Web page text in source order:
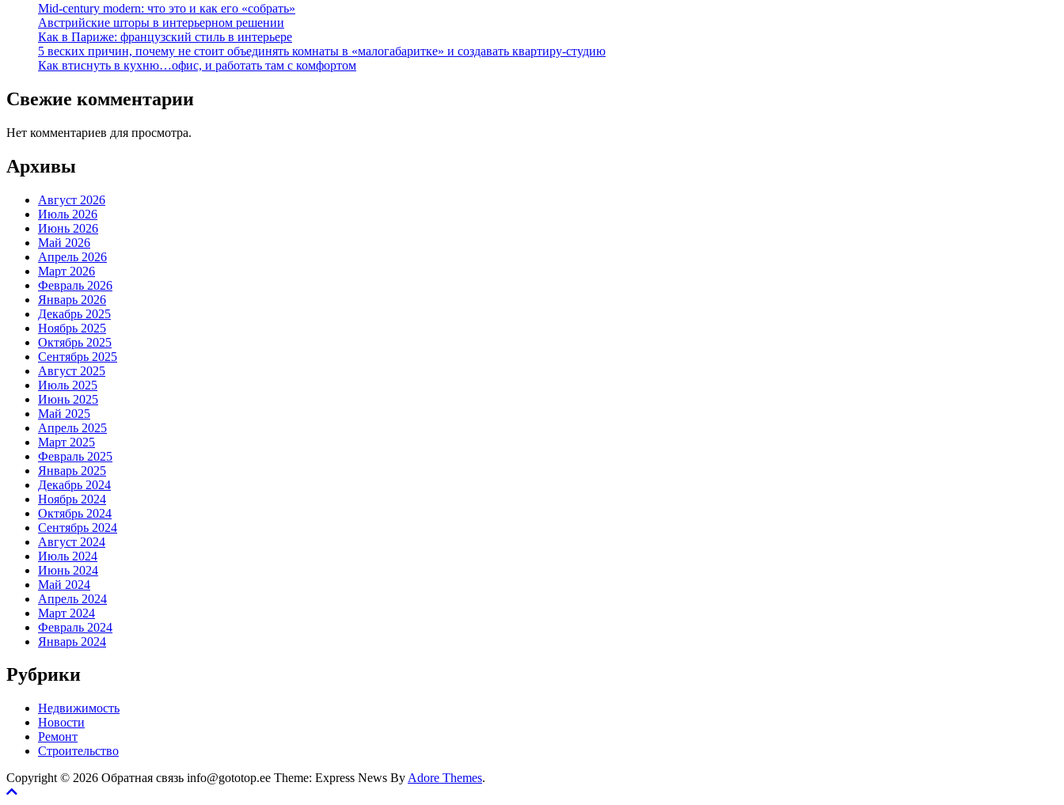
Mid-century modern: что это и как его «собрать»
Австрийские шторы в интерьерном решении
Как в Париже: французский стиль в интерьере
5 веских причин, почему не стоит объединять комнаты в «малогабаритке» и создавать квартиру-студию
Как втиснуть в кухню…офис, и работать там с комфортом
Свежие комментарии
Нет комментариев для просмотра.
Архивы
Август 2026
Июль 2026
Июнь 2026
Май 2026
Апрель 2026
Март 2026
Февраль 2026
Январь 2026
Декабрь 2025
Ноябрь 2025
Октябрь 2025
Сентябрь 2025
Август 2025
Июль 2025
Июнь 2025
Май 2025
Апрель 2025
Март 2025
Февраль 2025
Январь 2025
Декабрь 2024
Ноябрь 2024
Октябрь 2024
Сентябрь 2024
Август 2024
Июль 2024
Июнь 2024
Май 2024
Апрель 2024
Март 2024
Февраль 2024
Январь 2024
Рубрики
Недвижимость
Новости
Ремонт
Строительство
Copyright © 2026 Обратная связь info@gototop.ee Theme: Express News By Adore Themes.